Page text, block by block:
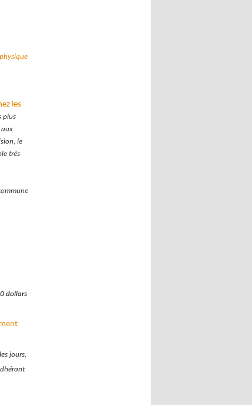
les
plus
aux
le
très
dollars
jours,